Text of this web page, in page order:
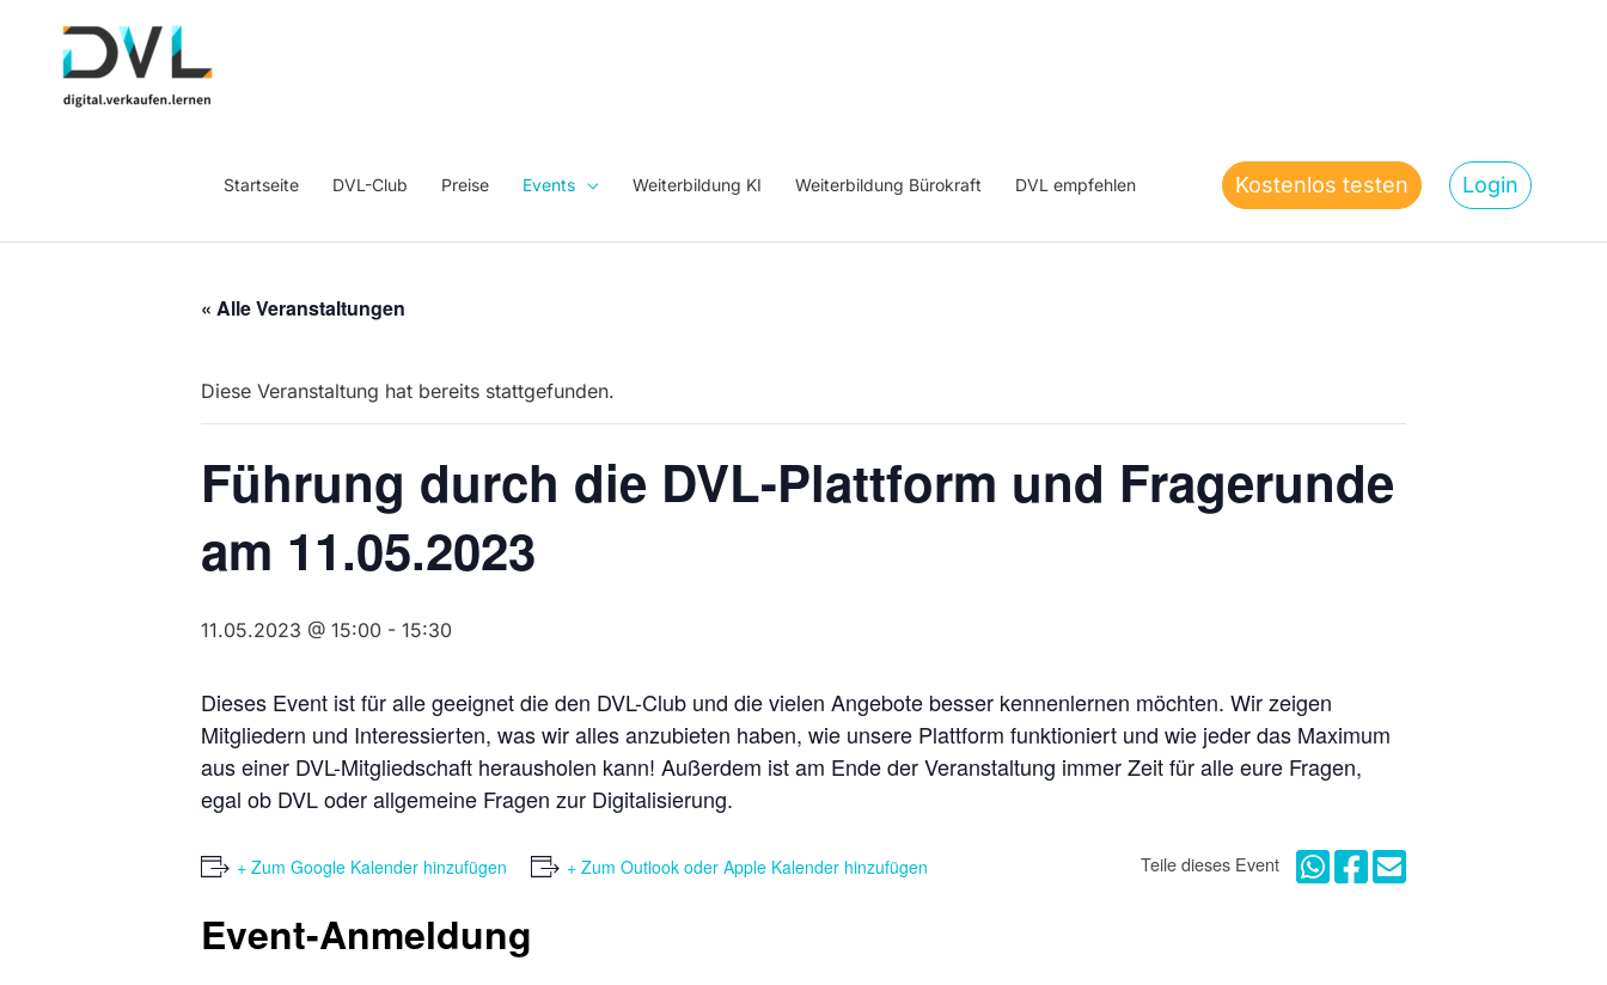
Startseite DVL-Club Preise Events Weiterbildung KI Weiterbildung Bürokraft DVL empfehlen Kostenlos testen Login
« Alle Veranstaltungen
Diese Veranstaltung hat bereits stattgefunden.
Führung durch die DVL-Plattform und Fragerunde
am 11.05.2023
11.05.2023 @ 15:00 - 15:30
Dieses Event ist für alle geeignet die den DVL-Club und die vielen Angebote besser kennenlernen möchten. Wir zeigen
Mitgliedern und Interessierten, was wir alles anzubieten haben, wie unsere Plattform funktioniert und wie jeder das Maximum
aus einer DVL-Mitgliedschaft herausholen kann! Außerdem ist am Ende der Veranstaltung immer Zeit für alle eure Fragen,
egal ob DVL oder allgemeine Fragen zur Digitalisierung.
+ Zum Google Kalender hinzufügen + Zum Outlook oder Apple Kalender hinzufügen Teile dieses Event
Event-Anmeldung